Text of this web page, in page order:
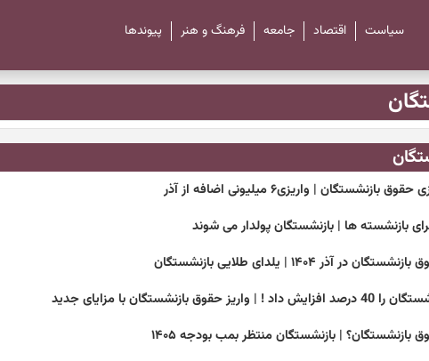
سیاست اقتصاد جامعه فرهنگ و هنر پیوند‌ها
| واریزی۶ میلیونی اضافه از آذر
بازنشسته ها | بازنشستگان پولدار می شوند
با مزایای جدید